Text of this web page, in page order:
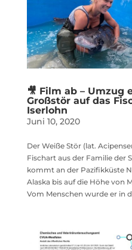
🎥 Film ab – Umzug
Großstör auf das
Iserlohn
Juni 10, 2020
Der Weiße Stör (lat.
Fischart aus der Familie der
kommt an der Pazifikküste
Alaska bis auf die Höhe von
Vom Menschen wurde er in